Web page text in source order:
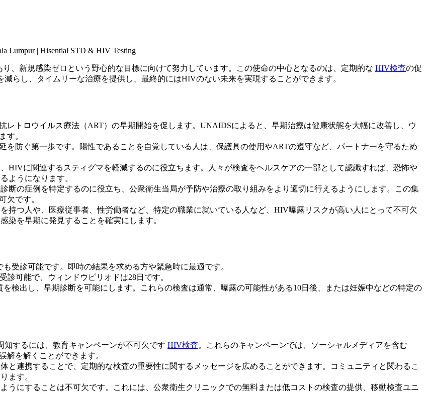
、新規感染ゼロという野心的な目標に向けて努力しています。この使命の中心となるのは、定期的な HIV検査の促
らし、タイムリーな治療を提供し、最終的にはHIVのない未来を実現することができます。
レトロウイルス療法（ART）の早期開始を促します。UNAIDSによると、早期治療は健康状態を大幅に改善し、ウ
す。
防ぐ第一歩です。陽性であることを自覚している人は、保護具の使用やARTの遵守など、パートナーを守るため
HIVに関連するスティグマを軽減するのに役立ちます。人々が検査をヘルスケアの一部として認識すれば、恐怖や
ようになります。
断の症例を特定するのに役立ち、公衆衛生当局が予防や治療の取り組みをより適切に行えるようにします。この集
欠です。
持つ人や、医療従事者、性労働者など、特定の職業に就いている人など、HIV曝露リスクが高い人にとって不可欠
染を早期に発見することを確実にします。
受診可能です。即時の結果を求める方や緊急時に最適です。
診可能で、ウィンドウピリオドは28日です。
検出し、早期診断を可能にします。これらの検査は通常、曝露の可能性がある10日後、または妊娠中などの特定の
するには、教育キャンペーンが不可欠です HIV検査。これらのキャンペーンでは、ソーシャルメディアを含む
解を解くことができます。
と連携することで、定期的な検査の重要性に関するメッセージを広めることができます。コミュニティと関わるこ
ます。
うにすることは不可欠です。これには、公衆衛生クリニックでの無料または低コストの検査の提供、移動検査ユニ